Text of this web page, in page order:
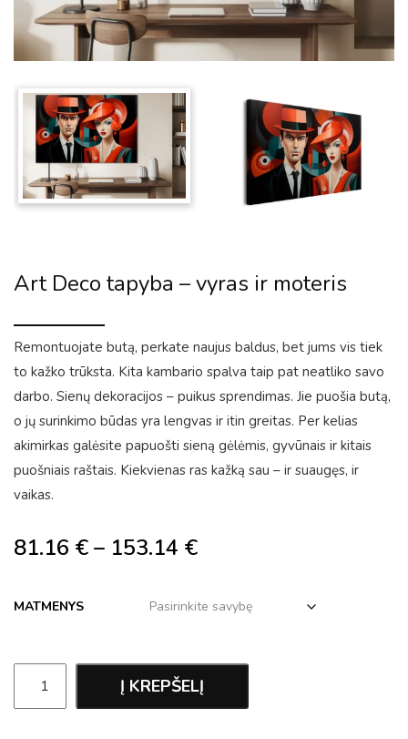
Art Deco tapyba – vyras ir moteris
Remontuojate butą, perkate naujus baldus, bet jums vis tiek
to kažko trūksta. Kita kambario spalva taip pat neatliko savo
darbo. Sienų dekoracijos – puikus sprendimas. Jie puošia butą,
o jų surinkimo būdas yra lengvas ir itin greitas. Per kelias
akimirkas galėsite papuošti sieną gėlėmis, gyvūnais ir kitais
puošniais raštais. Kiekvienas ras kažką sau – ir suaugęs, ir
vaikas.
81.16 €– 153.14 €
MATMENYS
Į KREPŠELĮ